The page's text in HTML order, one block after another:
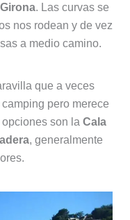
. Las curvas se
nos rodean y de vez
a medio camino.
que a veces
pero merece
son la Cala
, generalmente